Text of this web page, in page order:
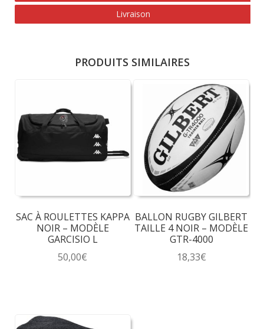
Livraison
PRODUITS SIMILAIRES
SAC À ROULETTES KAPPA
NOIR – MODÈLE
GARCISIO L
50,00€
BALLON RUGBY GILBERT
TAILLE 4 NOIR – MODÈLE
GTR-4000
18,33€